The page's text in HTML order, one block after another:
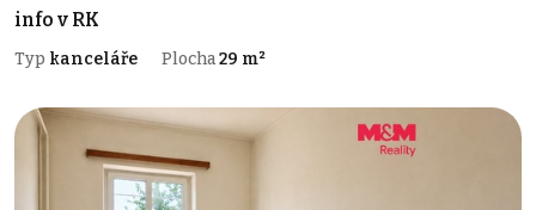
info v RK
Typ kanceláře Plocha29 m²